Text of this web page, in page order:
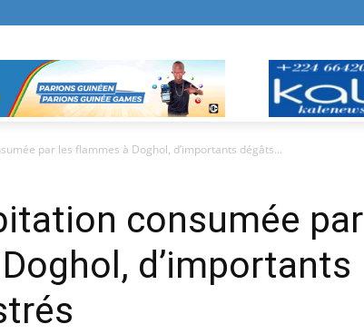
par les flammes à Doghol, d’importants dégâts...
consumée par
d’importants